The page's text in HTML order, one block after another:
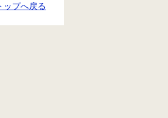
ップへ戻る